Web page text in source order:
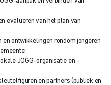
evalueren van het plan van
en ontwikkelingen rondom jongeren
JOGG-organisatie en -
en partners (publiek en